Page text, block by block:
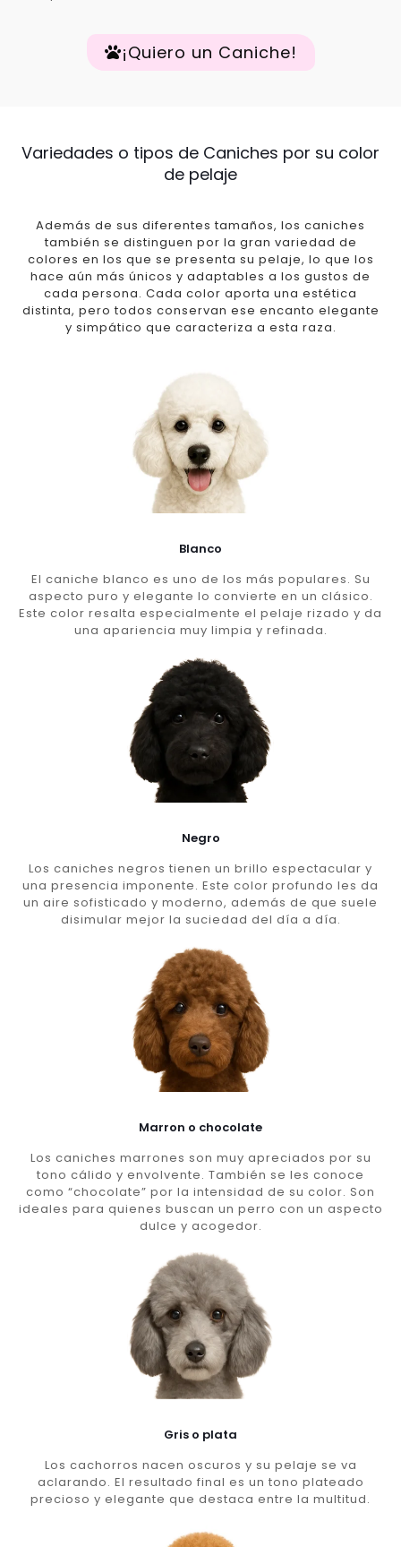
¡Quiero un Caniche!
Variedades o tipos de Caniches por su color
de pelaje
Además de sus diferentes tamaños, los caniches
también se distinguen por la gran variedad de
colores en los que se presenta su pelaje, lo que los
hace aún más únicos y adaptables a los gustos de
cada persona. Cada color aporta una estética
distinta, pero todos conservan ese encanto elegante
y simpático que caracteriza a esta raza.
Blanco
El caniche blanco es uno de los más populares. Su
aspecto puro y elegante lo convierte en un clásico.
Este color resalta especialmente el pelaje rizado y da
una apariencia muy limpia y refinada.
Negro
Los caniches negros tienen un brillo espectacular y
una presencia imponente. Este color profundo les da
un aire sofisticado y moderno, además de que suele
disimular mejor la suciedad del día a día.
Marron o chocolate
Los caniches marrones son muy apreciados por su
tono cálido y envolvente. También se les conoce
como “chocolate” por la intensidad de su color. Son
ideales para quienes buscan un perro con un aspecto
dulce y acogedor.
Gris o plata
Los cachorros nacen oscuros y su pelaje se va
aclarando. El resultado final es un tono plateado
precioso y elegante que destaca entre la multitud.